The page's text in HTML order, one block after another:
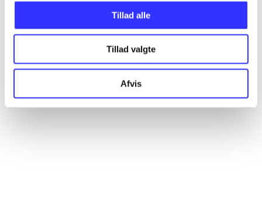
Tillad alle
Tillad valgte
Afvis
...
...
...